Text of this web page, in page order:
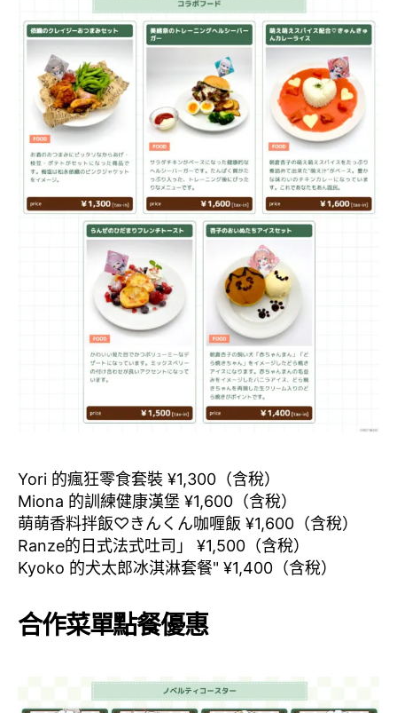
Yori 的瘋狂零食套裝 ¥1,300（含稅）
Miona 的訓練健康漢堡 ¥1,600（含稅）
萌萌香料拌飯♡きんくん咖喱飯 ¥1,600（含稅）
Ranze的日式法式吐司」 ¥1,500（含稅）
Kyoko 的犬太郎冰淇淋套餐" ¥1,400（含稅）
合作菜單點餐優惠